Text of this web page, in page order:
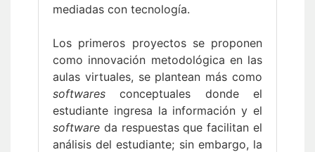
mediadas con tecnología.
Los primeros proyectos se proponen
como innovación metodológica en las
aulas virtuales, se plantean más como
softwares conceptuales donde el
estudiante ingresa la información y el
software da respuestas que facilitan el
análisis del estudiante; sin embargo, la